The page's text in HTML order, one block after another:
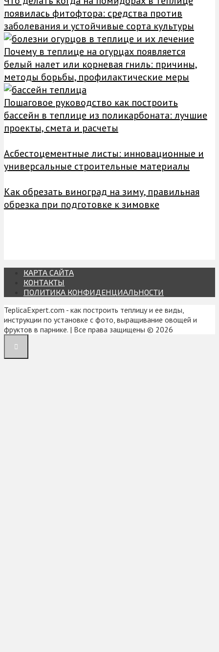
появилась фитофтора: средства против
заболевания и устойчивые сорта культуры
Почему в теплице на огурцах появляется
белый налет или корневая гниль: причины,
методы борьбы, профилактические меры
Пошаговое руководство как построить
бассейн в теплице из поликарбоната: лучшие
проекты, смета и расчеты
Асбестоцементные листы: инновационные и
универсальные строительные материалы
Как обрезать виноград на зиму, правильная
обрезка при подготовке к зимовке
КАРТА САЙТА
КОНТАКТЫ
ПОЛИТИКА КОНФИДЕНЦИАЛЬНОСТИ
TeplicaExpert.com - как построить теплицу и ее виды,
инструкции по установке с фото, выращивание овощей и
фруктов в парнике. | Все права защищены © 2026